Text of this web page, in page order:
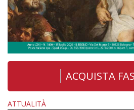
ACQUISTA
ATTUALITÀ